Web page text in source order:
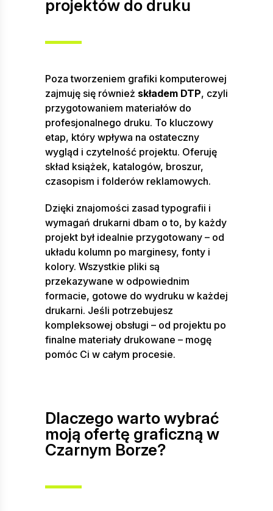
projektów do druku
Poza tworzeniem grafiki komputerowej
zajmuję się również składem DTP, czyli
przygotowaniem materiałów do
profesjonalnego druku. To kluczowy
etap, który wpływa na ostateczny
wygląd i czytelność projektu. Oferuję
skład książek, katalogów, broszur,
czasopism i folderów reklamowych.
Dzięki znajomości zasad typografii i
wymagań drukarni dbam o to, by każdy
projekt był idealnie przygotowany – od
układu kolumn po marginesy, fonty i
kolory. Wszystkie pliki są
przekazywane w odpowiednim
formacie, gotowe do wydruku w każdej
drukarni. Jeśli potrzebujesz
kompleksowej obsługi – od projektu po
finalne materiały drukowane – mogę
pomóc Ci w całym procesie.
Dlaczego warto wybrać
moją ofertę graficzną w
Czarnym Borze?